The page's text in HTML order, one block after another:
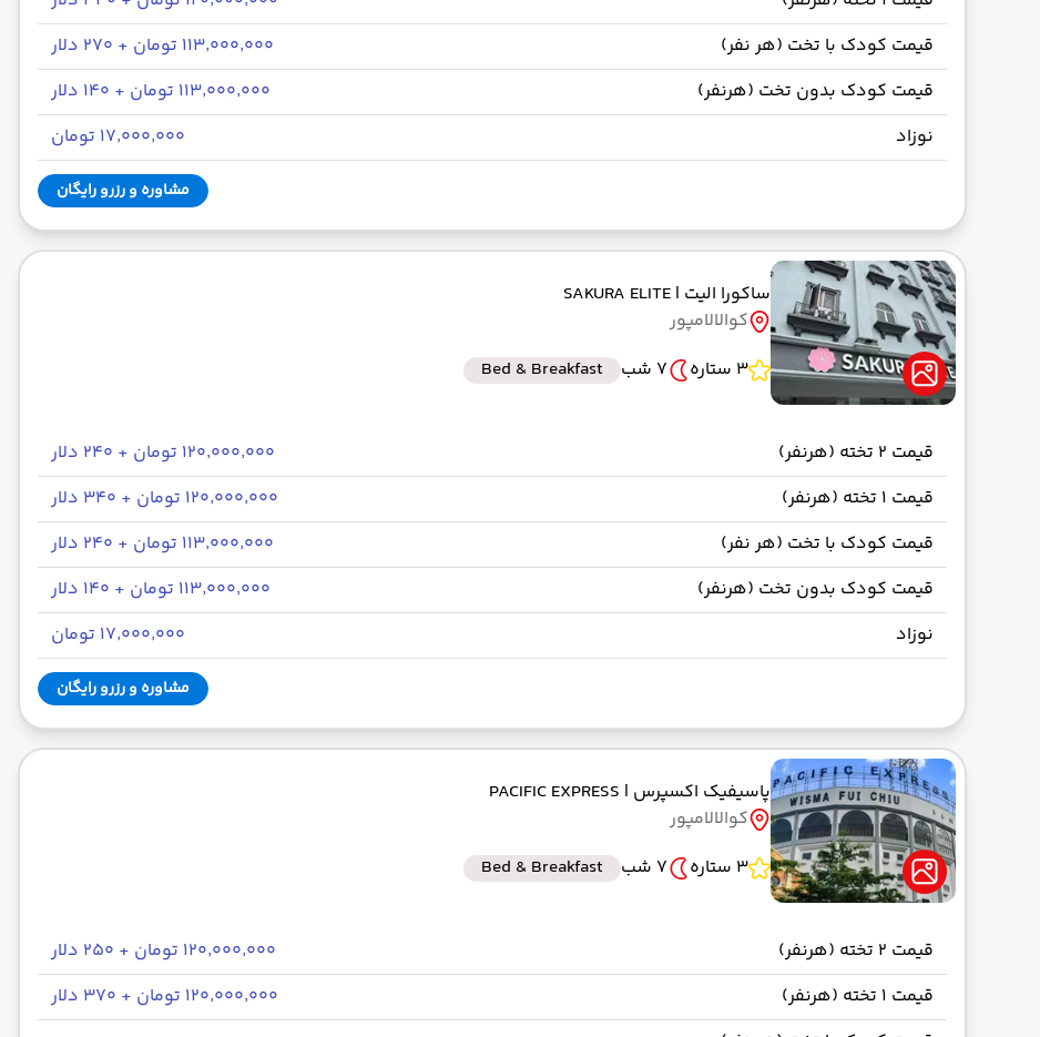
قیمت کودک با تخت (هر نفر)
۱۱۳٬۰۰۰٬۰۰۰ تومان + ۲۷۰ دلار
قیمت کودک بدون تخت (هرنفر)
۱۱۳٬۰۰۰٬۰۰۰ تومان + ۱۴۰ دلار
نوزاد
۱۷٬۰۰۰٬۰۰۰ تومان
مشاوره و رزرو رایگان
ساکورا الیت | SAKURA ELITE
کوالالامپور
3 ستاره
7 شب Bed & Breakfast
قیمت 2 تخته (هرنفر)
۱۲۰٬۰۰۰٬۰۰۰ تومان + ۲۴۰ دلار
قیمت 1 تخته (هرنفر)
۱۲۰٬۰۰۰٬۰۰۰ تومان + ۳۴۰ دلار
قیمت کودک با تخت (هر نفر)
۱۱۳٬۰۰۰٬۰۰۰ تومان + ۲۴۰ دلار
قیمت کودک بدون تخت (هرنفر)
۱۱۳٬۰۰۰٬۰۰۰ تومان + ۱۴۰ دلار
نوزاد
۱۷٬۰۰۰٬۰۰۰ تومان
مشاوره و رزرو رایگان
پاسیفیک اکسپرس | PACIFIC EXPRESS
کوالالامپور
3 ستاره
7 شب Bed & Breakfast
قیمت 2 تخته (هرنفر)
۱۲۰٬۰۰۰٬۰۰۰ تومان + ۲۵۰ دلار
قیمت 1 تخته (هرنفر)
۱۲۰٬۰۰۰٬۰۰۰ تومان + ۳۷۰ دلار